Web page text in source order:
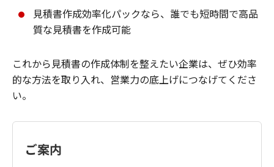
見積書作成効率化パックなら、誰でも短時間で高品
質な見積書を作成可能
これから見積書の作成体制を整えたい企業は、ぜひ効率
的な方法を取り入れ、営業力の底上げにつなげてくださ
い。
ご案内